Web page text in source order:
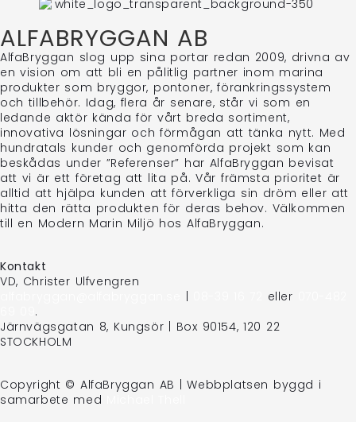
ALFABRYGGAN AB
AlfaBryggan slog upp sina portar redan 2009, drivna av
en vision om att bli en pålitlig partner inom marina
produkter som bryggor, pontoner, förankringssystem
och tillbehör. Idag, flera år senare, står vi som en
ledande aktör kända för vårt breda sortiment,
innovativa lösningar och förmågan att tänka nytt. Med
hundratals kunder och genomförda projekt som kan
beskådas under ”Referenser” har AlfaBryggan bevisat
att vi är ett företag att lita på. Vår främsta prioritet är
alltid att hjälpa kunden att förverkliga sin dröm eller att
hitta den rätta produkten för deras behov. Välkommen
till en Modern Marin Miljö hos AlfaBryggan.
Kontakt
VD, Christer Ulfvengren
| eller
.
Järnvägsgatan 8, Kungsör | Box 90154, 120 22
STOCKHOLM
Copyright © AlfaBryggan AB | Webbplatsen byggd i
samarbete med